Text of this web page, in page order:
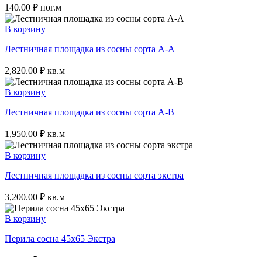
140.00 ₽ пог.м
В корзину
Лестничная площадка из сосны сорта А-A
2,820.00 ₽ кв.м
В корзину
Лестничная площадка из сосны сорта А-B
1,950.00 ₽ кв.м
В корзину
Лестничная площадка из сосны сорта экстра
3,200.00 ₽ кв.м
В корзину
Перила сосна 45х65 Экстра